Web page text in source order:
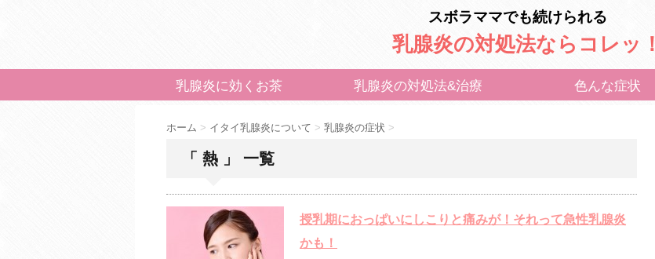
スボラママでも続けられる
乳腺炎の対処法ならコレッ！
乳腺炎に効くお茶 乳腺炎の対処法&治療 色んな症状
ホーム > イタイ乳腺炎について > 乳腺炎の症状 >
「 熱 」 一覧
授乳期におっぱいにしこりと痛みが！それって急性乳腺炎
かも！